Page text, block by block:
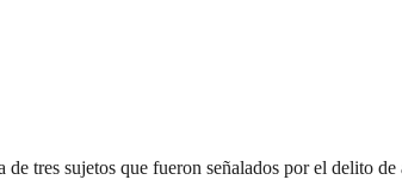
tres sujetos que fueron señalados por el delito